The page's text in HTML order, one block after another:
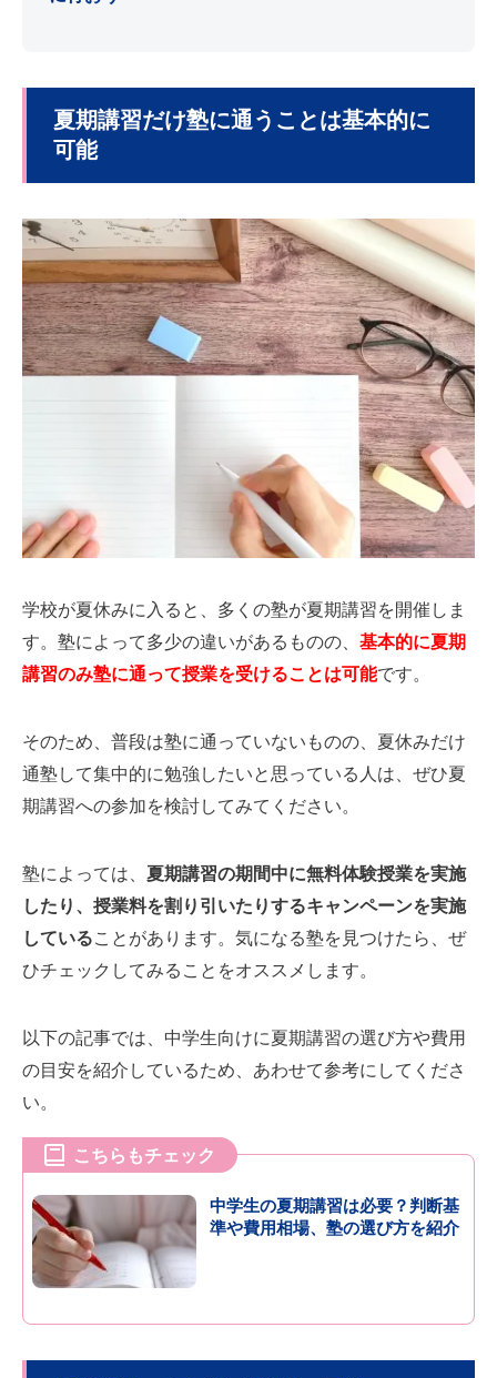
夏期講習だけ塾に通うことは基本的に
可能
学校が夏休みに入ると、多くの塾が夏期講習を開催しま
す。塾によって多少の違いがあるものの、 基本的に夏期
講習のみ塾に通って授業を受けることは可能です。
そのため、普段は塾に通っていないものの、夏休みだけ
通塾して集中的に勉強したいと思っている人は、ぜひ夏
期講習への参加を検討してみてください。
塾によっては、 夏期講習の期間中に無料体験授業を実施
したり、授業料を割り引いたりするキャンペーンを実施
していることがあります。気になる塾を見つけたら、ぜ
ひチェックしてみることをオススメします。
以下の記事では、中学生向けに夏期講習の選び方や費用
の目安を紹介しているため、あわせて参考にしてくださ
い。
こちらもチェック
中学生の夏期講習は必要？判断基
準や費用相場、塾の選び方を紹介